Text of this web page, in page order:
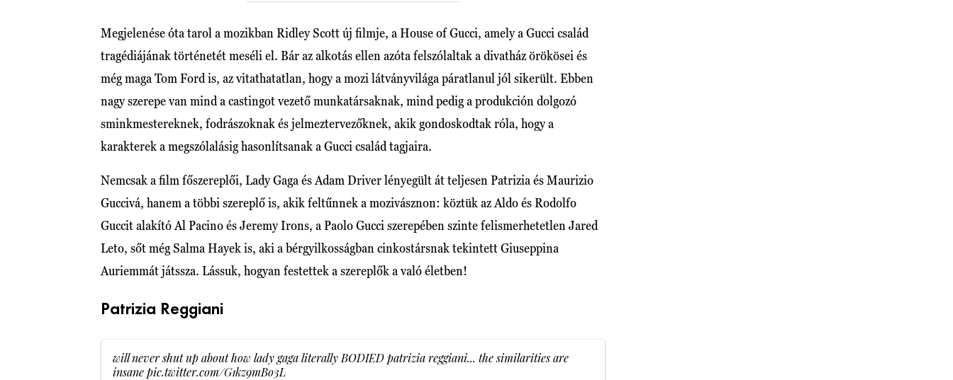
Megjelenése óta tarol a mozikban Ridley Scott új filmje, a House of Gucci, amely a Gucci család
tragédiájának történetét meséli el. Bár az alkotás ellen azóta felszólaltak a divatház örökösei és
még maga Tom Ford is, az vitathatatlan, hogy a mozi látványvilága páratlanul jól sikerült. Ebben
nagy szerepe van mind a castingot vezető munkatársaknak, mind pedig a produkción dolgozó
sminkmestereknek, fodrászoknak és jelmeztervezőknek, akik gondoskodtak róla, hogy a
karakterek a megszólalásig hasonlítsanak a Gucci család tagjaira.
Nemcsak a film főszereplői, Lady Gaga és Adam Driver lényegült át teljesen Patrizia és Maurizio
Guccivá, hanem a többi szereplő is, akik feltűnnek a mozivásznon: köztük az Aldo és Rodolfo
Guccit alakító Al Pacino és Jeremy Irons, a Paolo Gucci szerepében szinte felismerhetetlen Jared
Leto, sőt még Salma Hayek is, aki a bérgyilkosságban cinkostársnak tekintett Giuseppina
Auriemmát játssza. Lássuk, hogyan festettek a szereplők a való életben!
Patrizia Reggiani
will never shut up about how lady gaga literally BODIED patrizia reggiani... the similarities are
insanepic.twitter.com/G1kz9mBo3L